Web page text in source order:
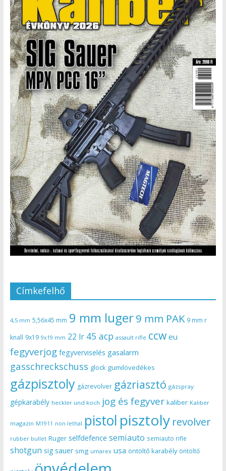
Címkefelhő
4,5 mm 5,56x45 mm 9 mm luger9 mm PAK 9 mm r
knall 9x19 9x19 mm 22 lr 45 acp assault rifle ccw eu
fegyverjog fegyverviselés gasalarm
gasschreckschuss glock gumilövedékes
gázpisztoly gázrevolver gázriasztó gázspray
gépkarabély heckler und koch jog és fegyver kaliber Kaliber
magazin M1911 non lethal pistol pisztoly revolver
rubber bullet Ruger selfdefence semiauto semiauto rifle
shotgun sig sauer smg umarex usa öntöltő karabély öntöltő